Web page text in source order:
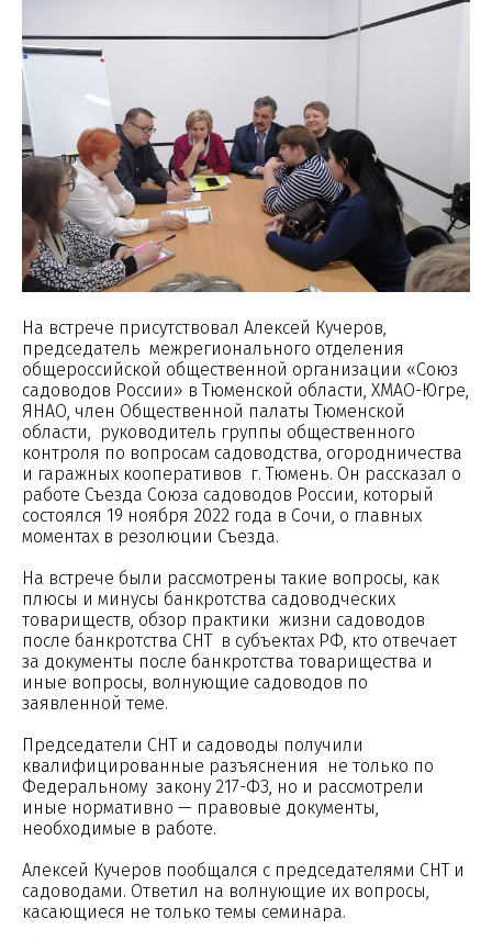
На встрече присутствовал Алексей Кучеров,
председатель межрегионального отделения
общероссийской общественной организации «Союз
садоводов России» в Тюменской области, ХМАО-Югре,
ЯНАО, член Общественной палаты Тюменской
области, руководитель группы общественного
контроля по вопросам садоводства, огородничества
и гаражных кооперативов г. Тюмень. Он рассказал о
работе Съезда Союза садоводов России, который
состоялся 19 ноября 2022 года в Сочи, о главных
моментах в резолюции Съезда.
На встрече были рассмотрены такие вопросы, как
плюсы и минусы банкротства садоводческих
товариществ, обзор практики жизни садоводов
после банкротства СНТ в субъектах РФ, кто отвечает
за документы после банкротства товарищества и
иные вопросы, волнующие садоводов по
заявленной теме.
Председатели СНТ и садоводы получили
квалифицированные разъяснения не только по
Федеральному закону 217-ФЗ, но и рассмотрели
иные нормативно — правовые документы,
необходимые в работе.
Алексей Кучеров пообщался с председателями СНТ и
садоводами. Ответил на волнующие их вопросы,
касающиеся не только темы семинара.